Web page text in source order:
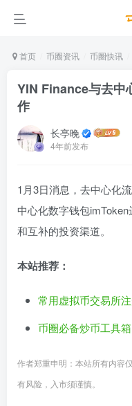
首页 币圈资讯 币圈快讯
YIN Finance与去中
作
长亭晚
4年前发布
1月3日消息，去中心化
中心化数字钱包
和互补的投资渠道。
本站推荐：
常用虚拟币交易所注
币圈必备炒币工具箱
作者郑重申明：本站所有内容
有风险，入市须谨慎。